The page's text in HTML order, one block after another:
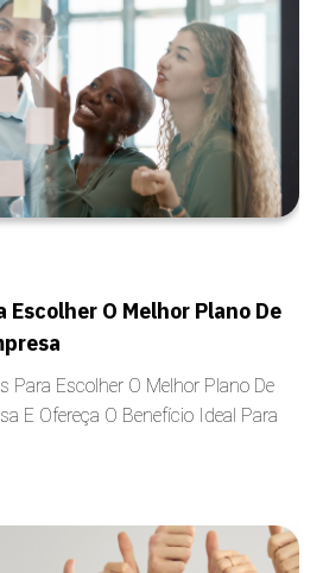
Escolher O Melhor Plano De
Para Escolher O Melhor Plano De
E Ofereça O Benefício Ideal Para